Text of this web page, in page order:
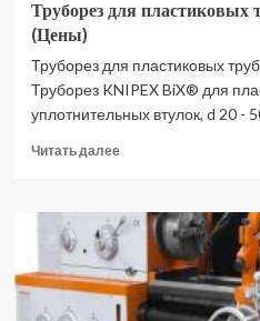
Труборез для пластиковых
(Цены)
Труборез для пластиковых
Труборез KNIPEX BiX® для
уплотнительных втулок, d 20 -
Читать далееПрочитать
Труборез
для
пластиковых
труб
P.I.T.
HPIC01-